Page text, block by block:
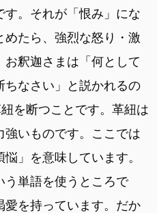
。それが「恨み」にな
めたら、強烈な怒り・激
釈迦さまは「何として
ちなさい」と説かれるの
を断つことです。革紐は
いものです。ここでは
」を意味しています。
う単語を使うところで
を持っています。だか